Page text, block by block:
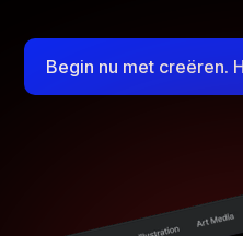
Begin nu met creëren.